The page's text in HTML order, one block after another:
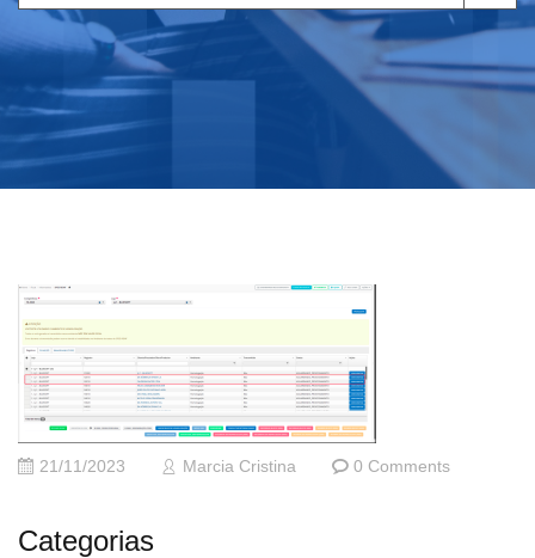
for:
21/11/2023 Marcia Cristina 0 Comments
Categorias